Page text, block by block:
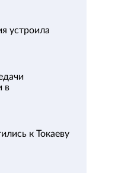
устроила
в
к Токаеву